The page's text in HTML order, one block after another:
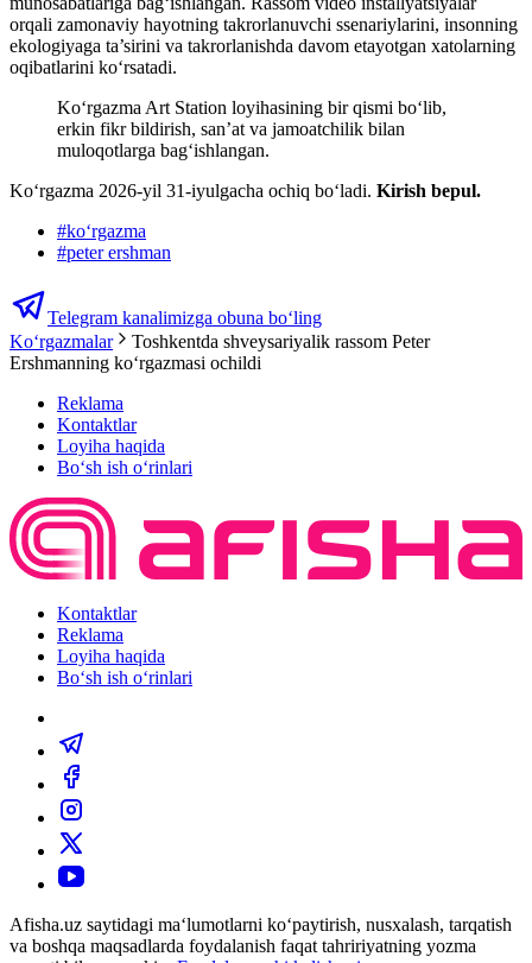
orqali zamonaviy hayotning takrorlanuvchi ssenariylarini, insonning
ekologiyaga ta’sirini va takrorlanishda davom etayotgan xatolarning
oqibatlarini ko‘rsatadi.
Koʻrgazma Art Station loyihasining bir qismi boʻlib,
erkin fikr bildirish, san’at va jamoatchilik bilan
muloqotlarga bagʻishlangan.
Koʻrgazma 2026-yil 31-iyulgacha ochiq boʻladi. Kirish bepul.
#koʻrgazma
#peter ershman
Telegram kanalimizga obuna bo‘ling
Ko‘rgazmalar
Toshkentda shveysariyalik rassom Peter
Ershmanning ko‘rgazmasi ochildi
Reklama
Kontaktlar
Loyiha haqida
Bo‘sh ish o‘rinlari
Kontaktlar
Reklama
Loyiha haqida
Bo‘sh ish o‘rinlari
Afisha.uz saytidagi ma‘lumotlarni ko‘paytirish, nusxalash, tarqatish
va boshqa maqsadlarda foydalanish faqat tahririyatning yozma